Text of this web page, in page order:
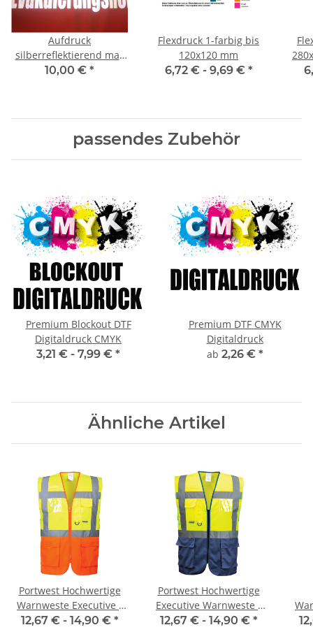
Aufdruck
silberreflektierend max
280x180 mm
10,00 € *
Flexdruck 1-farbig bis
120x120 mm
6,72 € - 9,69 € *
passendes Zubehör
Premium Blockout DTF
Digitaldruck CMYK
3,21 € - 7,99 € *
Premium DTF CMYK
Digitaldruck
ab 2,26 € *
Ähnliche Artikel
Portwest Hochwertige
Warnweste Executive -
two tone gelb / orange
12,67 € - 14,90 € *
Portwest Hochwertige
Executive Warnweste -
two tone gelb / marine
12,67 € - 14,90 € *